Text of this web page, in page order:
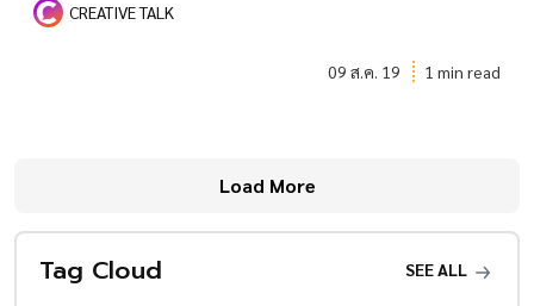
CREATIVE TALK
09 ส.ค. 19 1 min read
Load More
Tag Cloud SEE ALL